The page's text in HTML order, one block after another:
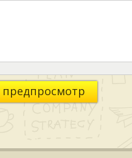
предпросмотр